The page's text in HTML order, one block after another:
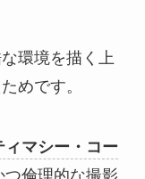
環境を描く上
めです。
ィマシー・コー
つ倫理的な撮影